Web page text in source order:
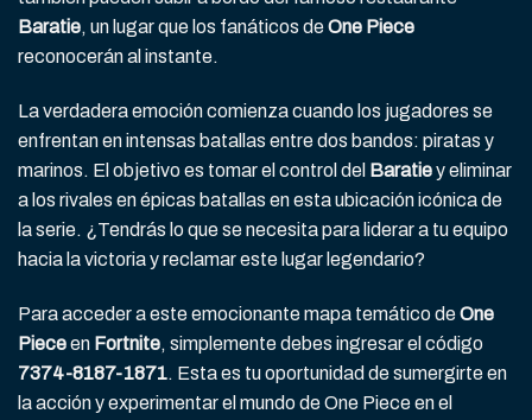
Baratie, un lugar que los fanáticos deOne Piece
reconocerán al instante.
La verdadera emoción comienza cuando los jugadores se
enfrentan en intensas batallas entre dos bandos: piratas y
marinos. El objetivo es tomar el control del Baratiey eliminar
a los rivales en épicas batallas en esta ubicación icónica de
la serie. ¿Tendrás lo que se necesita para liderar a tu equipo
hacia la victoria y reclamar este lugar legendario?
Para acceder a este emocionante mapa temático deOne
Pieceen Fortnite, simplemente debes ingresar el código
7374-8187-1871. Esta es tu oportunidad de sumergirte en
la acción y experimentar el mundo de One Piece en el